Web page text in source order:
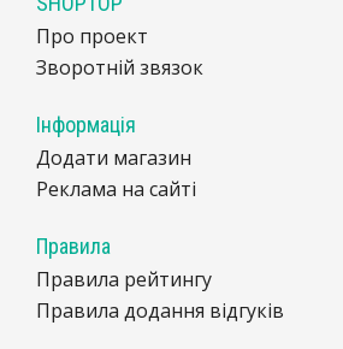
Про проект
Зворотній звязок
Інформація
Додати магазин
Реклама на сайті
Правила
Правила рейтингу
Правила додання відгуків